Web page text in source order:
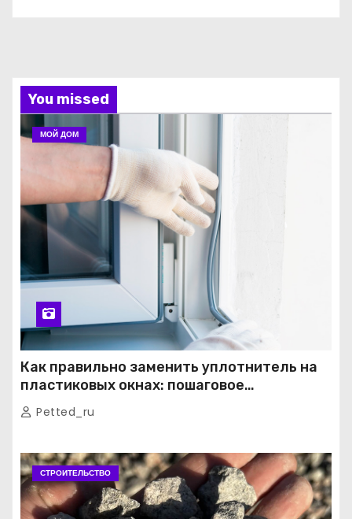
You missed
МОЙ ДОМ
Как правильно заменить уплотнитель на
пластиковых окнах: пошаговое
руководство от экспертов
Petted_ru
СТРОИТЕЛЬСТВО